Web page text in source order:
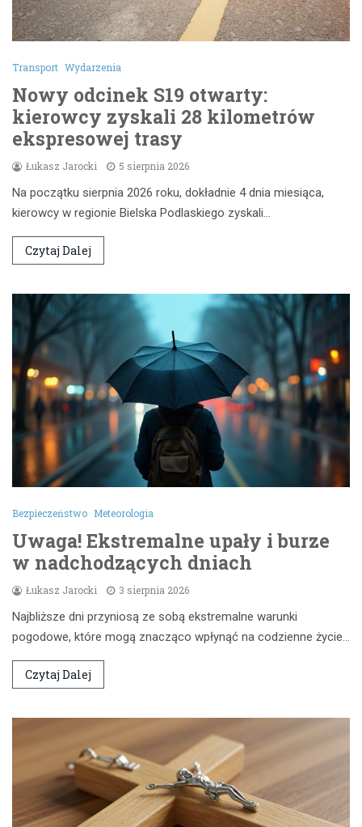
Transport Wydarzenia
Nowy odcinek S19 otwarty:
kierowcy zyskali 28 kilometrów
ekspresowej trasy
Łukasz Jarocki 5 sierpnia 2026
Na początku sierpnia 2026 roku, dokładnie 4 dnia miesiąca,
kierowcy w regionie Bielska Podlaskiego zyskali…
Czytaj Dalej
Bezpieczeństwo Meteorologia
Uwaga! Ekstremalne upały i burze
w nadchodzących dniach
Łukasz Jarocki 3 sierpnia 2026
Najbliższe dni przyniosą ze sobą ekstremalne warunki
pogodowe, które mogą znacząco wpłynąć na codzienne życie…
Czytaj Dalej